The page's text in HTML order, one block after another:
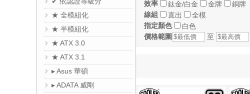
效率
鈦金/白金 金牌
銅牌
線組
直出
全模
指定顏色
白色
價格範圍
至
★ 全模組化
★ 半模組化
★ ATX 3.0
★ ATX 3.1
▸ Asus 華碩
▸ ADATA 威剛